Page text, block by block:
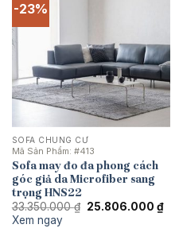
-23%
SOFA CHUNG CƯ
Mã Sản Phẩm: #413
Sofa may đo đa phong cách
góc giả da Microfiber sang
trọng HNS22
33.350.000₫ Giá
25.806.000 ₫Giá
hiện
Xem ngay